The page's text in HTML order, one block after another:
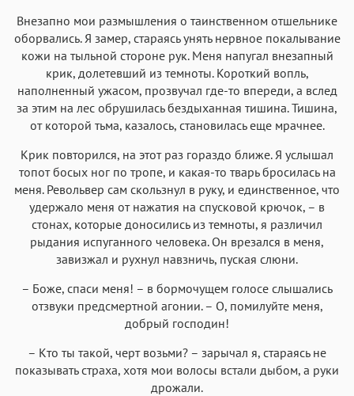
Внезапно мои размышления о таинственном отшельнике
оборвались. Я замер, стараясь унять нервное покалывание
кожи на тыльной стороне рук. Меня напугал внезапный
крик, долетевший из темноты. Короткий вопль,
наполненный ужасом, прозвучал где-то впереди, а вслед
за этим на лес обрушилась бездыханная тишина. Тишина,
от которой тьма, казалось, становилась еще мрачнее.
Крик повторился, на этот раз гораздо ближе. Я услышал
топот босых ног по тропе, и какая-то тварь бросилась на
меня. Револьвер сам скользнул в руку, и единственное, что
удержало меня от нажатия на спусковой крючок, – в
стонах, которые доносились из темноты, я различил
рыдания испуганного человека. Он врезался в меня,
завизжал и рухнул навзничь, пуская слюни.
– Боже, спаси меня! – в бормочущем голосе слышались
отзвуки предсмертной агонии. – О, помилуйте меня,
добрый господин!
– Кто ты такой, черт возьми? – зарычал я, стараясь не
показывать страха, хотя мои волосы встали дыбом, а руки
дрожали.